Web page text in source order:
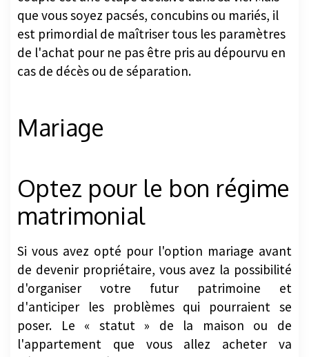
que vous soyez pacsés, concubins ou mariés, il
est primordial de maîtriser tous les paramètres
de l'achat pour ne pas être pris au dépourvu en
cas de décès ou de séparation.
Mariage
Optez pour le bon régime
matrimonial
Si vous avez opté pour l'option mariage avant
de devenir propriétaire, vous avez la possibilité
d'organiser votre futur patrimoine et
d'anticiper les problèmes qui pourraient se
poser. Le « statut » de la maison ou de
l'appartement que vous allez acheter va